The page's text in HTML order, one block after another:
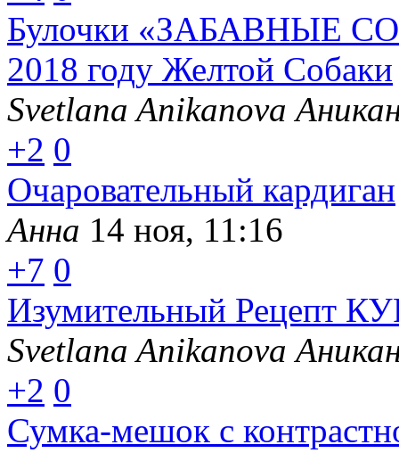
Булочки «ЗАБАВНЫЕ
2018 году Желтой Собаки
Svetlana Anikanova
+2 0
Очаровательный кардиган
Анна 14 ноя, 11:16
+7 0
Изумительный Рецепт
Svetlana Anikanova
+2 0
Сумка-мешок с